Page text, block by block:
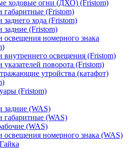
ходовые огни (ДХО) (Fristom)
габаритные (Fristom)
хода (Fristom)
задние (Fristom)
освещения номерного знака
внутреннего освещения (Fristom)
поворота (Fristom)
утройства (катафот)
(Fristom)
задние (WAS)
габаритные (WAS)
(WAS)
освещения номерного знака (WAS)